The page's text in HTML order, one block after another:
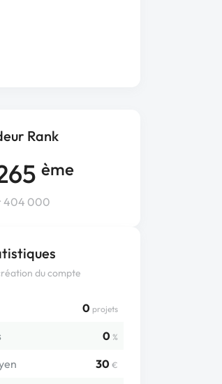
Rank
ème
404 000
du compte
0 projets
0 %
30 €